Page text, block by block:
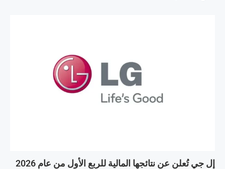
إل جي تُعلن عن نتائجها المالية للربع الأول من عام 2026